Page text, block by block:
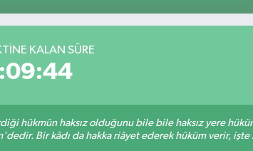
KALAN SÜRE
hükmün haksız olduğunu bile bile haksız yere
Bir kâdı da hakka riâyet ederek hüküm verir,